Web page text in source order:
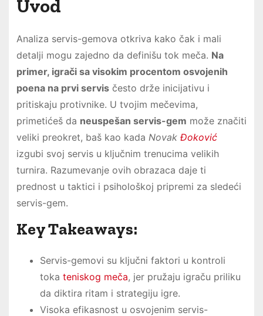
Uvod
Analiza servis-gemova otkriva kako čak i mali
detalji mogu zajedno da definišu tok meča. Na
primer, igrači sa visokim procentom osvojenih
poena na prvi servisčesto drže inicijativu i
pritiskaju protivnike. U tvojim mečevima,
primetićeš da neuspešan servis-gem može značiti
veliki preokret, baš kao kada Novak Đoković
izgubi svoj servis u ključnim trenucima velikih
turnira. Razumevanje ovih obrazaca daje ti
prednost u taktici i psihološkoj pripremi za sledeći
servis-gem.
Key Takeaways:
Servis-gemovi su ključni faktori u kontroli
toka teniskog meča, jer pružaju igraču priliku
da diktira ritam i strategiju igre.
Visoka efikasnost u osvojenim servis-